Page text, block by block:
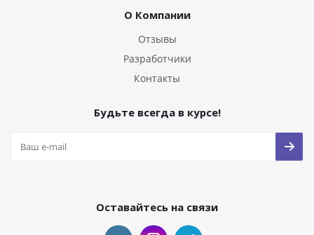
О Компании
Отзывы
Разработчики
Контакты
Будьте всегда в курсе!
Оставайтесь на связи